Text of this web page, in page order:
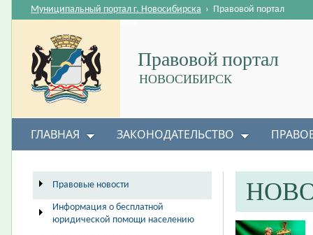
Правовой портал
НОВОСИБИРСК
Муниципальный портал г. Новосибирска › Правовой портал
ГЛАВНАЯ ЗАКОНОДАТЕЛЬСТВО
Правовые новости
Информация о бесплатной
юридической помощи населению